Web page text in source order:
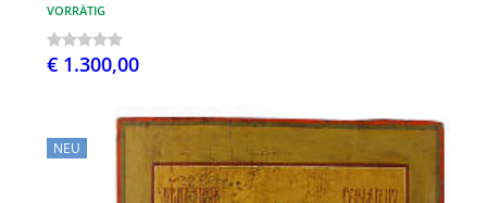
VORRÄTIG
€ 1.300,00
NEU